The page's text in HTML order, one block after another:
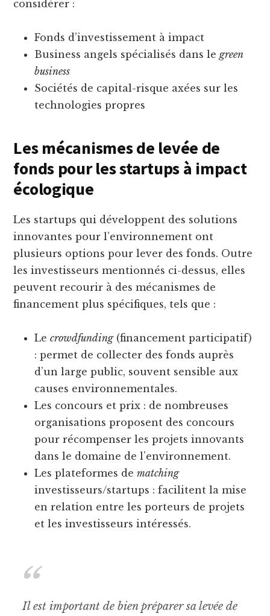
considérer :
Fonds d’investissement à impact
Business angels spécialisés dans legreen
business
Sociétés de capital-risque axées sur les
technologies propres
Les mécanismes de levée de
fonds pour les startups à impact
écologique
Les startups qui développent des solutions
innovantes pour l’environnement ont
plusieurs options pour lever des fonds. Outre
les investisseurs mentionnés ci-dessus, elles
peuvent recourir à des mécanismes de
financement plus spécifiques, tels que :
Lecrowdfunding(financement participatif)
: permet de collecter des fonds auprès
d’un large public, souvent sensible aux
causes environnementales.
Les concours et prix : de nombreuses
organisations proposent des concours
pour récompenser les projets innovants
dans le domaine de l’environnement.
Les plateformes dematching
investisseurs/startups : facilitent la mise
en relation entre les porteurs de projets
et les investisseurs intéressés.
Il est important de bien préparer sa levée de